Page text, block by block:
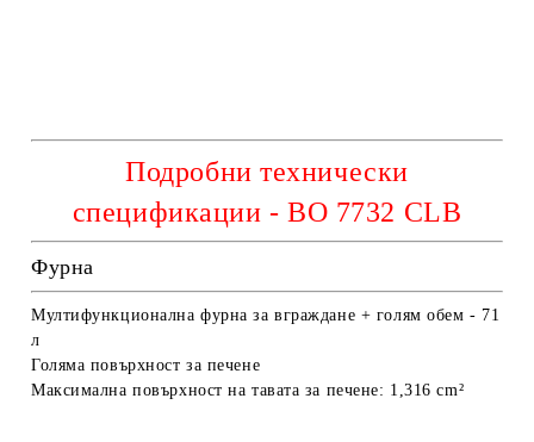
Подробни технически
спецификации - BO 7732 CLB
Фурна
Мултифункционална фурна за вграждане + голям обем - 71
л
Голяма повърхност за печене
Максимална повърхност на тавата за печене: 1,316 cm²